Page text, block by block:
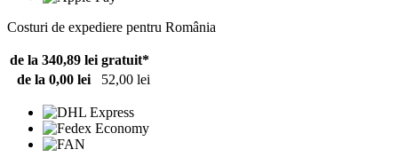
Costuri de expediere pentru România
de la 340,89 lei gratuit*
de la 0,00 lei
52,00 lei